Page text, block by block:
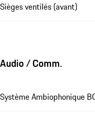
Sièges ventilés (avant)
Audio / Comm.
Système Ambiophonique